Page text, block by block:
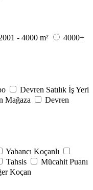
- 4000 m²
4000+
Devren Satılık İş Yeri
Mağaza
Devren
Yabancı Koçanlı
Tahsis
Mücahit Puanı
Koçan